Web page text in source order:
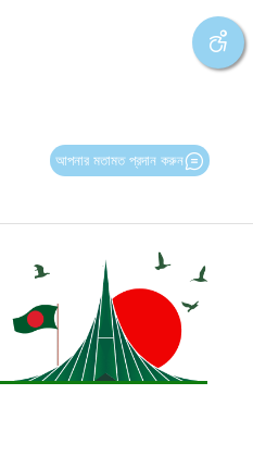
আপনার মতামত প্রদান করুন